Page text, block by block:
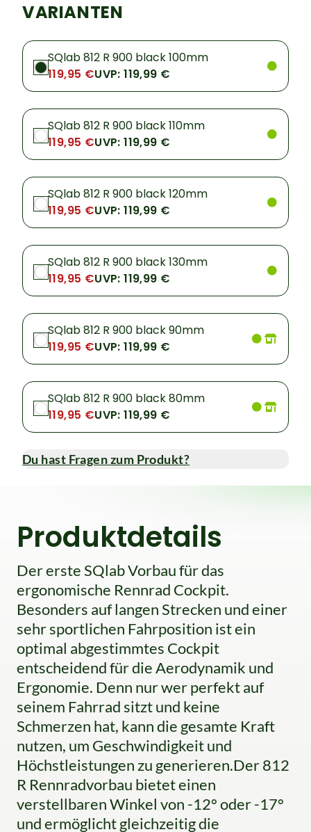
VARIANTEN
SQlab 812 R 900 black 100mm
119,95 €UVP: 119,99 €
SQlab 812 R 900 black 110mm
119,95 €UVP: 119,99 €
SQlab 812 R 900 black 120mm
119,95 €UVP: 119,99 €
SQlab 812 R 900 black 130mm
119,95 €UVP: 119,99 €
SQlab 812 R 900 black 90mm
119,95 €UVP: 119,99 €
SQlab 812 R 900 black 80mm
119,95 €UVP: 119,99 €
Du hast Fragen zum Produkt?
Produktdetails
Der erste SQlab Vorbau für das
ergonomische Rennrad Cockpit.
Besonders auf langen Strecken und einer
sehr sportlichen Fahrposition ist ein
optimal abgestimmtes Cockpit
entscheidend für die Aerodynamik und
Ergonomie. Denn nur wer perfekt auf
seinem Fahrrad sitzt und keine
Schmerzen hat, kann die gesamte Kraft
nutzen, um Geschwindigkeit und
Höchstleistungen zu generieren.Der 812
R Rennradvorbau bietet einen
verstellbaren Winkel von -12° oder -17°
und ermöglicht gleichzeitig die